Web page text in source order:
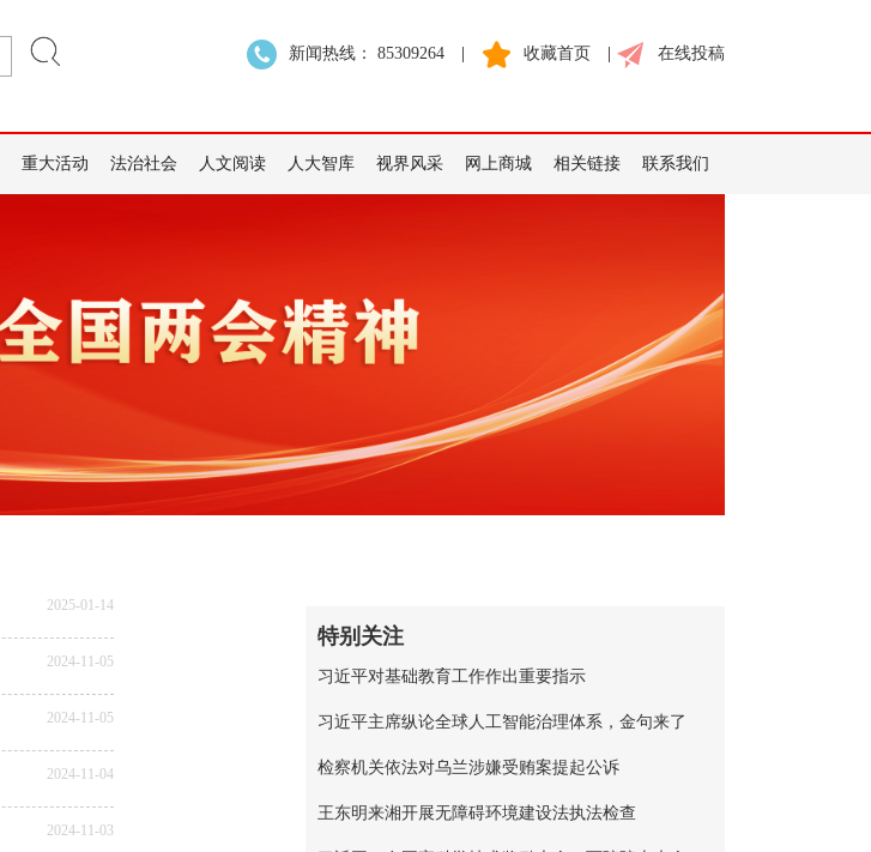
新闻热线： 85309264 收藏首页 在线投稿
重大活动 法治社会 人文阅读 人大智库 视界风采 网上商城 相关链接 联系我们
2025-01-14
2024-11-05
2024-11-05
2024-11-04
2024-11-03
特别关注
习近平对基础教育工作作出重要指示
习近平主席纵论全球人工智能治理体系，金句来了
检察机关依法对乌兰涉嫌受贿案提起公诉
王东明来湘开展无障碍环境建设法执法检查